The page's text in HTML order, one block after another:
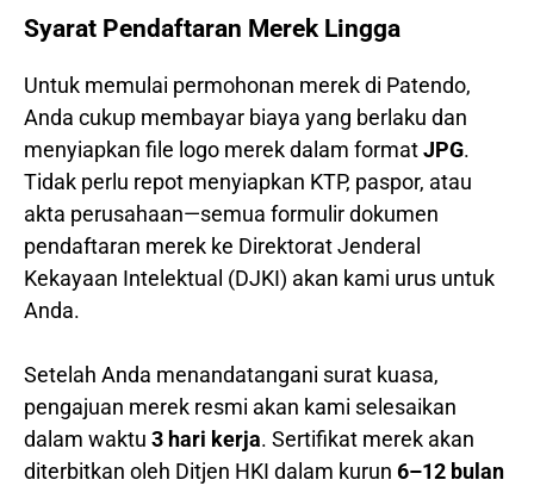
Syarat Pendaftaran Merek Lingga
Untuk memulai permohonan merek di Patendo,
Anda cukup membayar biaya yang berlaku dan
menyiapkan file logo merek dalam formatJPG.
Tidak perlu repot menyiapkan KTP, paspor, atau
akta perusahaan—semua formulir dokumen
pendaftaran merek ke Direktorat Jenderal
Kekayaan Intelektual (DJKI) akan kami urus untuk
Anda.
Setelah Anda menandatangani surat kuasa,
pengajuan merek resmi akan kami selesaikan
dalam waktu 3 hari kerja. Sertifikat merek akan
diterbitkan oleh Ditjen HKI dalam kurun 6–12 bulan